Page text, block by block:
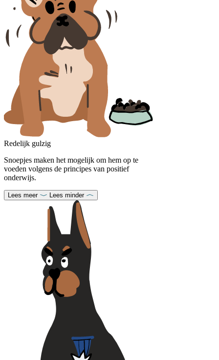
Redelijk gulzig
Snoepjes maken het mogelijk om hem op te
voeden volgens de principes van positief
onderwijs.
Lees meer Lees minder